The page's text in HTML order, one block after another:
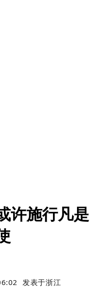
许施行凡是
发表于浙江